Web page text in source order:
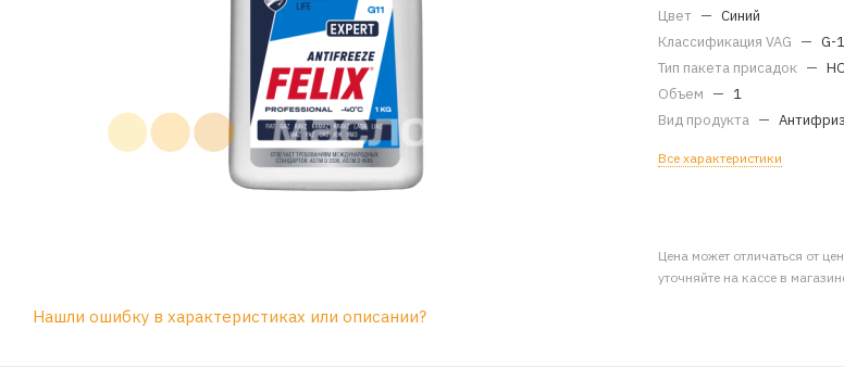
Цвет — Синий
Классификация VAG — G-
Тип пакета присадок —
Объем — 1
Вид продукта — Антифриз
Все характеристики
Цена может отличаться от
уточняйте на кассе в
Нашли ошибку в характеристиках или описании?